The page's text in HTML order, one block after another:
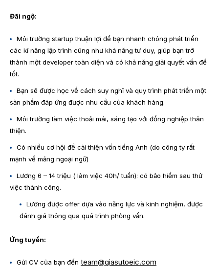
​Đãi ngộ:
Môi trường startup thuận lợi để bạn nhanh chóng phát triển
các kĩ năng lập trình cũng như khả năng tư duy, giúp bạn trở
thành một developer toàn diện và có khả năng giải quyết vấn đề
tốt.
Bạn sẽ được học về cách suy nghĩ và quy trình phát triển một
sản phẩm đáp ứng được nhu cầu của khách hàng.
Môi trường làm việc thoải mái, sáng tạo với đồng nghiệp thân
thiện.
Có nhiều cơ hội để cải thiện vốn tiếng Anh (do công ty rất
mạnh về mảng ngoại ngữ)
Lương 6 – 14 triệu ( làm việc 40h/ tuần): có bảo hiểm sau thử
việc thành công.
Lương được offer dựa vào năng lực và kinh nghiệm, được
đánh giá thông qua quá trình phỏng vấn.
Ứng tuyển:
Gửi CV của bạn đến team@giasutoeic.com